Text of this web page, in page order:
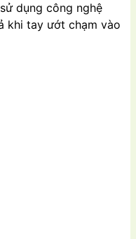
dụng công nghệ
khi tay ướt chạm vào